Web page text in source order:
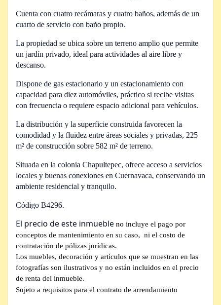
Cuenta con cuatro recámaras y cuatro baños, además de un
cuarto de servicio con baño propio.
La propiedad se ubica sobre un terreno amplio que permite
un jardín privado, ideal para actividades al aire libre y
descanso.
Dispone de gas estacionario y un estacionamiento con
capacidad para diez automóviles, práctico si recibe visitas
con frecuencia o requiere espacio adicional para vehículos.
La distribución y la superficie construida favorecen la
comodidad y la fluidez entre áreas sociales y privadas, 225
m² de construcción sobre 582 m² de terreno.
Situada en la colonia Chapultepec, ofrece acceso a servicios
locales y buenas conexiones en Cuernavaca, conservando un
ambiente residencial y tranquilo.
Código B4296.
El precio de este inmueble no incluye el pago por
conceptos de mantenimiento en su caso, ni el costo de
contratación de pólizas jurídicas.
Los muebles, decoración y artículos que se muestran en las
fotografías son ilustrativos y no están incluidos en el precio
de renta del inmueble.
Sujeto a requisitos para el contrato de arrendamiento